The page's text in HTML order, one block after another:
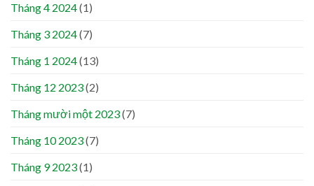
Tháng 4 2024(1)
Tháng 3 2024(7)
Tháng 1 2024(13)
Tháng 12 2023(2)
Tháng mười một 2023(7)
Tháng 10 2023(7)
Tháng 9 2023(1)